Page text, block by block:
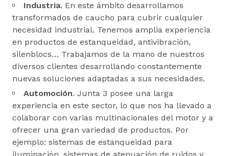
Industria. En este ámbito desarrollamos
transformados de caucho para cubrir cualquier
necesidad industrial. Tenemos amplia experiencia
en productos de estanqueidad, antivibración,
silenblocs… Trabajamos de la mano de nuestros
diversos clientes desarrollando constantemente
nuevas soluciones adaptadas a sus necesidades.
Automoción. Junta 3 posee una larga
experiencia en este sector, lo que nos ha llevado a
colaborar con varias multinacionales del motor y a
ofrecer una gran variedad de productos. Por
ejemplo: sistemas de estanqueidad para